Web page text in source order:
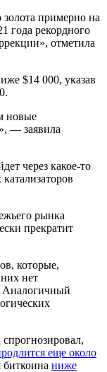
примерно на
года рекордного
отметила
$14 000, указав
новые
— заявила
через какое-то
рынка
прекратит
которые,
нет
Аналогичный
еще около
ниже